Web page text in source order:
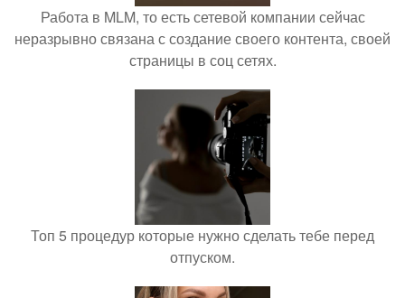
Работа в MLM, то есть сетевой компании сейчас
неразрывно связана с создание своего контента, своей
страницы в соц сетях.
Топ 5 процедур которые нужно сделать тебе перед
отпуском.